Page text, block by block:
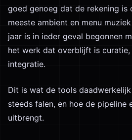
goed genoeg dat de rekening
meeste ambient en menu
jaar is in ieder geval begonnen
het werk dat overblijft is
integratie.
Dit is wat de tools
steeds falen, en hoe de pipeline
uitbrengt.